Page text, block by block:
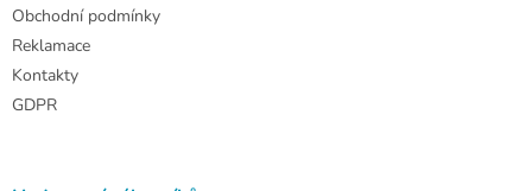
Obchodní podmínky
Reklamace
Kontakty
GDPR